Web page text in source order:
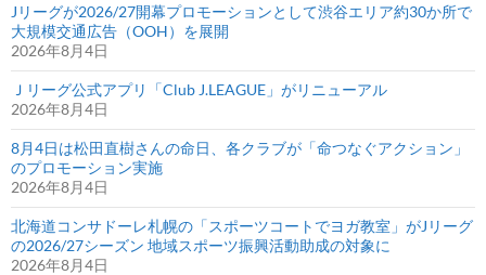
Jリーグが2026/27開幕プロモーションとして渋谷エリア約30か所で
大規模交通広告（OOH）を展開
2026年8月4日
Ｊリーグ公式アプリ「Club J.LEAGUE」がリニューアル
2026年8月4日
8月4日は松田直樹さんの命日、各クラブが「命つなぐアクション」
のプロモーション実施
2026年8月4日
北海道コンサドーレ札幌の「スポーツコートでヨガ教室」がJリーグ
の2026/27シーズン 地域スポーツ振興活動助成の対象に
2026年8月4日